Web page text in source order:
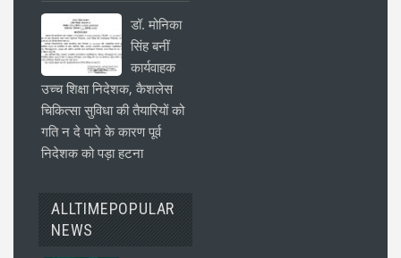
डॉ. मोनिका
सिंह बनीं
कार्यवाहक
उच्च शिक्षा निदेशक, कैशलेस
चिकित्सा सुविधा की तैयारियों को
गति न दे पाने के कारण पूर्व
निदेशक को पड़ा हटना
ALLTIMEPOPULAR
NEWS